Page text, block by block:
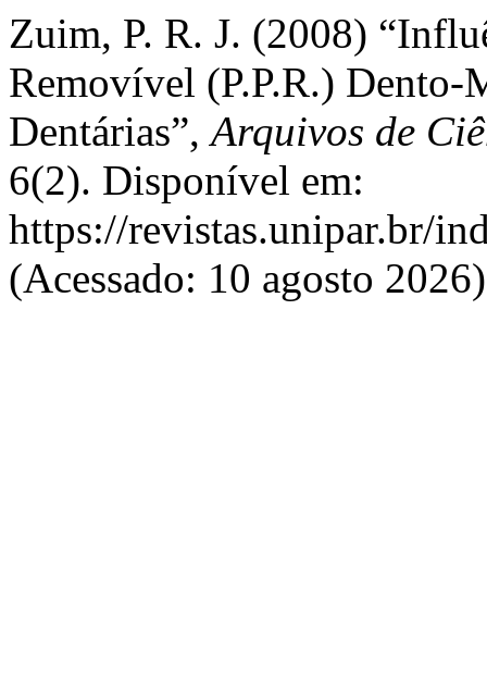
Zuim, P. R. J. (2008)
Removível (P.P.R.) Dento-
Dentárias”,Arquivos de
6(2). Disponível em:
https://revistas.unipar.br/
(Acessado: 10 agosto